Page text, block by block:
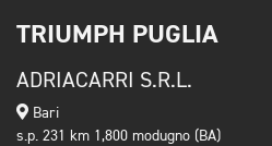
TRIUMPH PUGLIA
ADRIACARRI S.R.L.
Bari
s.p. 231 km 1,800 modugno (BA)